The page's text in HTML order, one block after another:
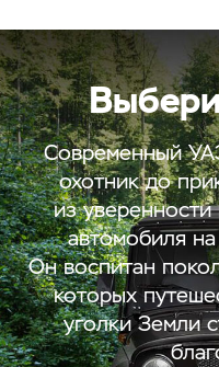
Современный
охотник до
из
автомобиля
Он воспитан
которых
уголки Земли